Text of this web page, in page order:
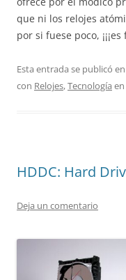
que ni los relojes
por si fuese poco,
Esta entrada se publicó en
con Relojes,Tecnología en
HDDC: Hard
Deja un comentario